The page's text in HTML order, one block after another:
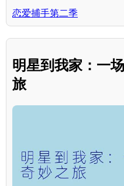
恋爱捕手第二季
明星到我家：一
旅